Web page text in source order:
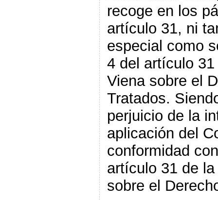
recoge en los
artículo 31, ni
especial como
4 del artículo
Viena sobre el
Tratados.
perjuicio de la
aplicación del
conformidad
artículo 31 de
sobre el